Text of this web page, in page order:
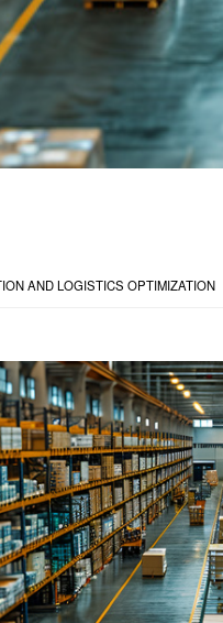
AND LOGISTICS OPTIMIZATION